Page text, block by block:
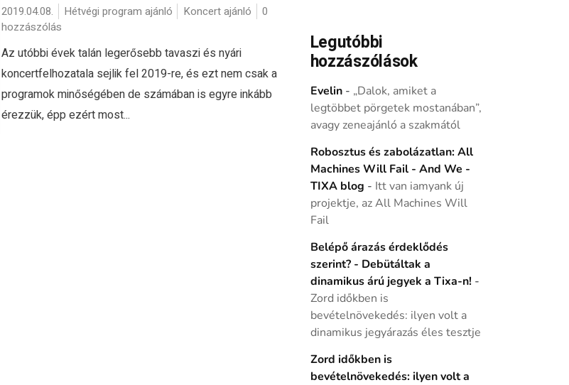
2019.04.08. Hétvégi program ajánló Koncert ajánló
0
hozzászólás
Az utóbbi évek talán legerősebb tavaszi és nyári
koncertfelhozatala sejlik fel 2019-re, és ezt nem csak a
programok minőségében de számában is egyre inkább
érezzük, épp ezért most...
Legutóbbi
hozzászólások
Evelin- „Dalok, amiket a
legtöbbet pörgetek mostanában”,
avagy zeneajánló a szakmától
Robosztus és zabolázatlan: All
Machines Will Fail - And We -
TIXA blog - Itt van iamyank új
projektje, az All Machines Will
Fail
Belépő árazás érdeklődés
szerint? - Debütáltak a
dinamikus árú jegyek a Tixa-n! -
Zord időkben is
bevételnövekedés: ilyen volt a
dinamikus jegyárazás éles tesztje
Zord időkben is
bevételnövekedés: ilyen volt a